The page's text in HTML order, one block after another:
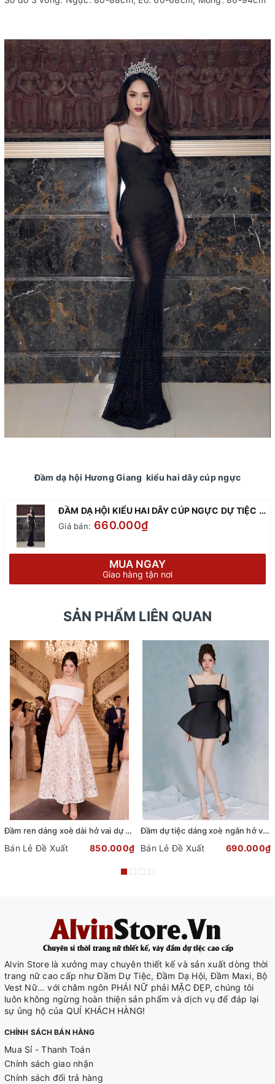
Đầm dạ hội Hương Giang kiểu hai dây cúp ngực
ĐẦM DẠ HỘI KIỂU HAI DÂY CÚP NGỰC DỰ TIỆC SANG TRỌNG
Giá bán: 660.000₫
MUA NGAY
Giao hàng tận nơi
SẢN PHẨM LIÊN QUAN
Đầm ren dáng xoè dài hở vai dự tiệc phối dây đai sang trọng
Bán Lẻ Đề Xuất 850.000₫
Đầm dự tiệc dáng xoè ngắn hở vai cột nơ sang trọng (TẶNG KÈM QUẦN SHORT) (Đen)
Bán Lẻ Đề Xuất 690.000₫
Alvin Store là xưởng may chuyên thiết kế và sản xuất dòng thời
trang nữ cao cấp như Đầm Dự Tiệc, Đầm Dạ Hội, Đầm Maxi, Bộ
Vest Nữ… với châm ngôn PHÁI NỮ phải MẶC ĐẸP, chúng tôi
luôn không ngừng hoàn thiện sản phẩm và dịch vụ để đáp lại
sự ủng hộ của QUÍ KHÁCH HÀNG!
CHÍNH SÁCH BÁN HÀNG
Mua Sỉ - Thanh Toán
Chính sách giao nhận
Chính sách đổi trả hàng